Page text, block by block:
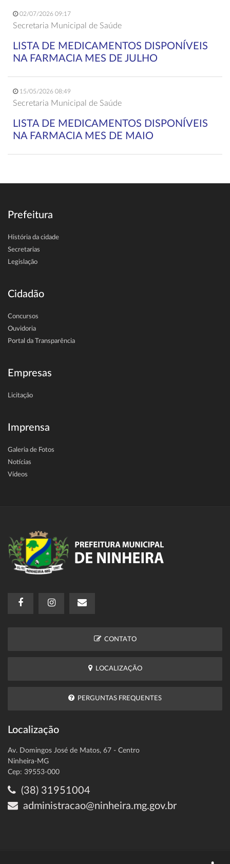
02/07/2026 09:17
Secretaria Municipal de Saúde
LISTA DE MEDICAMENTOS DISPONÍVEIS
NA FARMACIA MES DE JULHO
15/05/2026 08:49
Secretaria Municipal de Saúde
LISTA DE MEDICAMENTOS DISPONÍVEIS
NA FARMACIA MES DE MAIO
Prefeitura
História da cidade
Secretarias
Legislação
Cidadão
Concursos
Ouvidoria
Portal da Transparência
Empresas
Licitação
Imprensa
Galeria de Fotos
Notícias
Vídeos
CONTATO
LOCALIZAÇÃO
PERGUNTAS FREQUENTES
Localização
Av. Domingos José de Matos, 67 - Centro
Ninheira-MG
Cep: 39553-000
(38) 31951004
administracao@ninheira.mg.gov.br